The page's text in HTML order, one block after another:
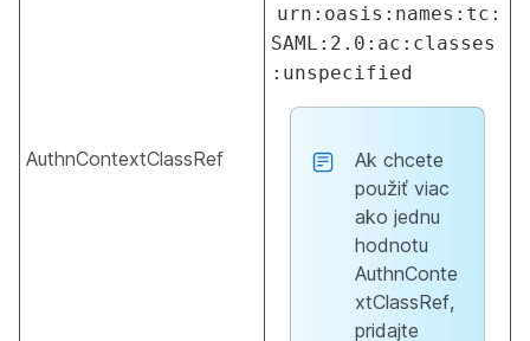
AuthnContextClassRef
urn:oasis:names:tc:
SAML:2.0:ac:classes
:unspecified
Ak chcete
použiť viac
ako jednu
hodnotu
AuthnConte
xtClassRef,
pridajte